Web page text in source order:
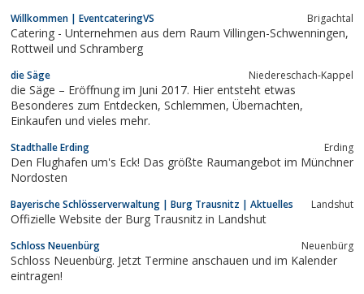
Willkommen | EventcateringVS Brigachtal
Catering - Unternehmen aus dem Raum Villingen-Schwenningen,
Rottweil und Schramberg
die Säge Niedereschach-Kappel
die Säge – Eröffnung im Juni 2017. Hier entsteht etwas
Besonderes zum Entdecken, Schlemmen, Übernachten,
Einkaufen und vieles mehr.
Stadthalle Erding Erding
Den Flughafen um's Eck! Das größte Raumangebot im Münchner
Nordosten
Bayerische Schlösserverwaltung | Burg Trausnitz | Aktuelles Landshut
Offizielle Website der Burg Trausnitz in Landshut
Schloss Neuenbürg Neuenbürg
Schloss Neuenbürg. Jetzt Termine anschauen und im Kalender
eintragen!